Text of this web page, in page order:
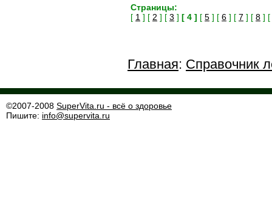
Страницы:
[ 1 ] [ 2 ] [ 3 ] [ 4 ] [ 5 ] [ 6 ] [ 7 ] [ 8 ] [
Главная: Справочник
©2007-2008 SuperVita.ru - всё о здоровье
Пишите: info@supervita.ru